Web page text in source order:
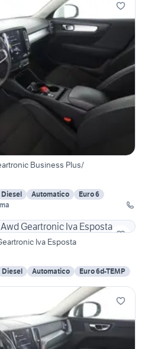
Business Plus/
Diesel Automatico
Euro 6
Iva Esposta
Diesel Automatico Euro 6d-TEMP